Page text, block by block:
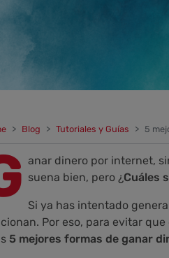
Blog Tutoriales y Guías 5
anar dinero por internet,
suena bien, pero ¿Cuáles
Si ya has intentado
Por eso, para evitar
5 mejores formas de ganar